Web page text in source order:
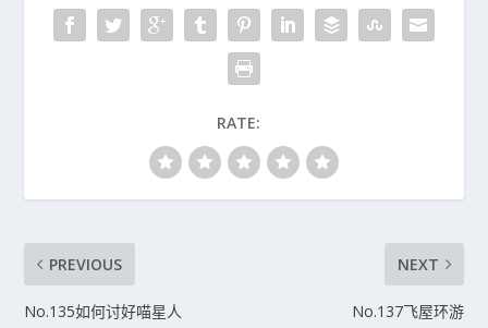
RATE:
PREVIOUS
No.135如何讨好喵星人
NEXT
No.137飞屋环游